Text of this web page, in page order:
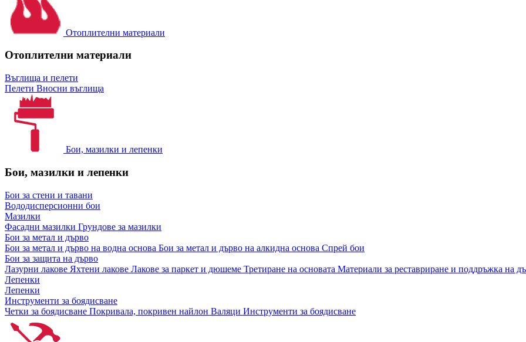
Отоплителни материали
Отоплителни материали
Въглища и пелети
Пелети Вносни въглища
Бои, мазилки и лепенки
Бои, мазилки и лепенки
Бои за стени и тавани
Вододисперсионни бои
Мазилки
Фасадни мазилки Грундове за мазилки
Бои за метал и дърво
Бои за метал и дърво на водна основа Бои за метал и дърво на алкидна основа Спрей бои
Бои за защита на дърво
Лазурни лакове Яхтени лакове Лакове за паркет и дюшеме Третиране на основата Материали за реставриране и поддръжка на
Лепенки
Лепенки
Инструменти за боядисване
Четки за боядисване Покривала, покривен найлон Валяци Инструменти за боядисване